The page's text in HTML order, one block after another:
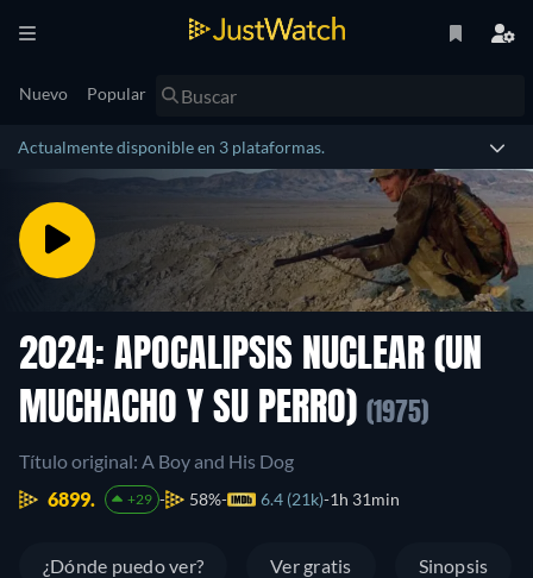
Nuevo Popular
Actualmente disponible en 3 plataformas.
2024: APOCALIPSIS NUCLEAR (UN
MUCHACHO Y SU PERRO) (1975)
Título original: A Boy and His Dog
6899.
+29 58% 6.4 (21k) 1h 31min
¿Dónde puedo ver? Ver gratis Sinopsis